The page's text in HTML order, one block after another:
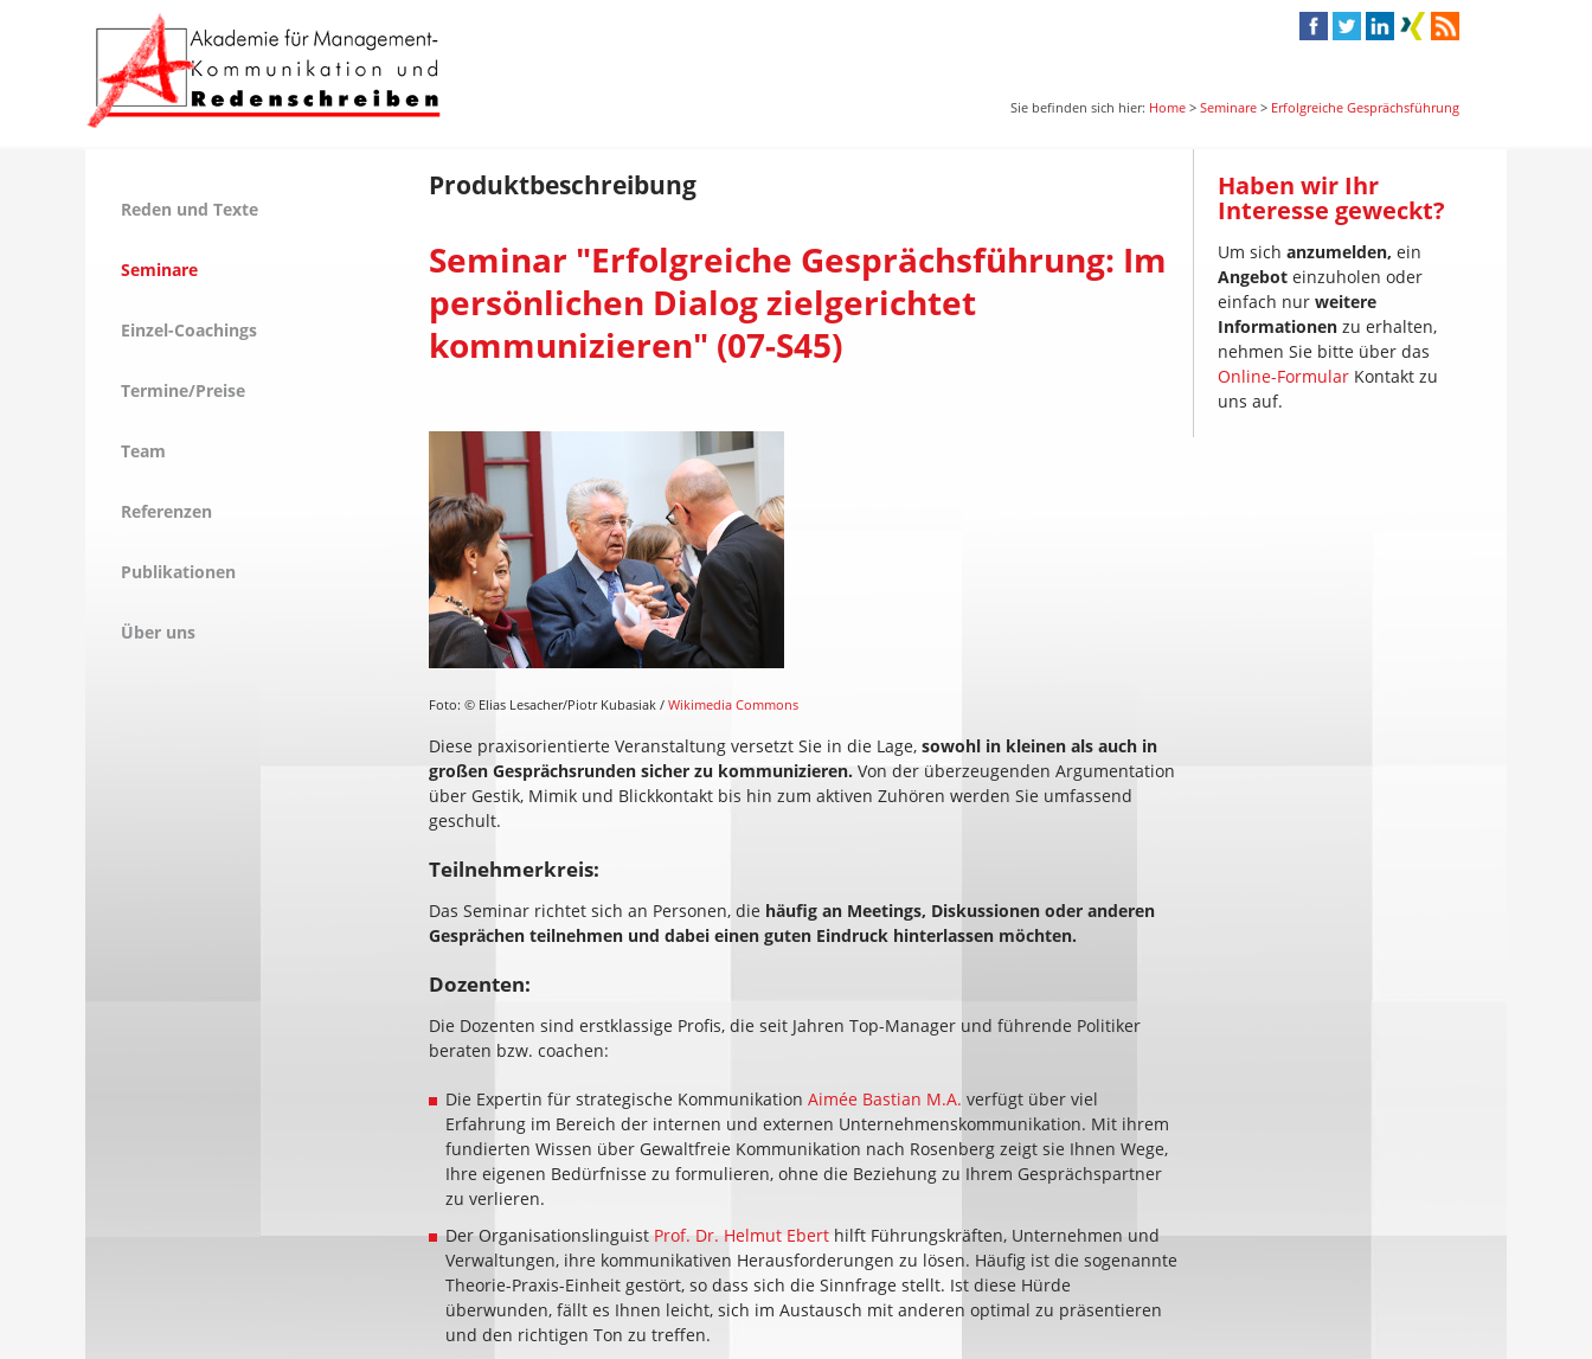
Sie befinden sich hier: Home > Seminare > Erfolgreiche Gesprächsführung
Reden und Texte
Seminare
Einzel-Coachings
Termine/Preise
Team
Referenzen
Publikationen
Über uns
Produktbeschreibung
Seminar "Erfolgreiche Gesprächsführung: Im
persönlichen Dialog zielgerichtet
kommunizieren" (07-S45)
Foto: © Elias Lesacher/Piotr Kubasiak / Wikimedia Commons
Diese praxisorientierte Veranstaltung versetzt Sie in die Lage, sowohl in kleinen als auch in
großen Gesprächsrunden sicher zu kommunizieren. Von der überzeugenden Argumentation
über Gestik, Mimik und Blickkontakt bis hin zum aktiven Zuhören werden Sie umfassend
geschult.
Teilnehmerkreis:
Das Seminar richtet sich an Personen, die häufig an Meetings, Diskussionen oder anderen
Gesprächen teilnehmen und dabei einen guten Eindruck hinterlassen möchten.
Dozenten:
Die Dozenten sind erstklassige Profis, die seit Jahren Top-Manager und führende Politiker
beraten bzw. coachen:
Die Expertin für strategische Kommunikation Aimée Bastian M.A. verfügt über viel
Erfahrung im Bereich der internen und externen Unternehmenskommunikation. Mit ihrem
fundierten Wissen über Gewaltfreie Kommunikation nach Rosenberg zeigt sie Ihnen Wege,
Ihre eigenen Bedürfnisse zu formulieren, ohne die Beziehung zu Ihrem Gesprächspartner
zu verlieren.
Der Organisationslinguist Prof. Dr. Helmut Ebert hilft Führungskräften, Unternehmen und
Verwaltungen, ihre kommunikativen Herausforderungen zu lösen. Häufig ist die sogenannte
Theorie-Praxis-Einheit gestört, so dass sich die Sinnfrage stellt. Ist diese Hürde
überwunden, fällt es Ihnen leicht, sich im Austausch mit anderen optimal zu präsentieren
und den richtigen Ton zu treffen.
Haben wir Ihr
Interesse geweckt?
Um sich anzumelden, ein
Angebot einzuholen oder
einfach nur weitere
Informationen zu erhalten,
nehmen Sie bitte über das
Online-Formular Kontakt zu
uns auf.